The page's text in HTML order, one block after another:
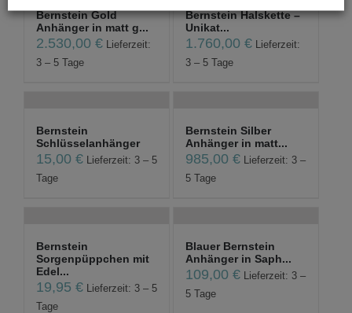
Bernstein Gold
Anhänger in matt g...
2.530,00 €
Lieferzeit:
3 – 5 Tage
Bernstein Halskette –
Unikat...
1.760,00€
Lieferzeit:
3 – 5 Tage
Bernstein
Schlüsselanhänger
15,00 €
Lieferzeit: 3 – 5
Tage
Bernstein Silber
Anhänger in matt...
985,00€
Lieferzeit: 3 –
5 Tage
Bernstein
Sorgenpüppchen mit
Edel...
19,95 €
Lieferzeit: 3 – 5
Tage
Blauer Bernstein
Anhänger in Saph...
109,00€
Lieferzeit: 3 –
5 Tage